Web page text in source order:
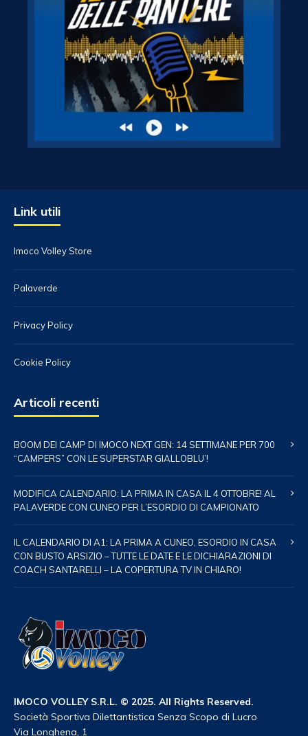
Link utili
Imoco Volley Store
Palaverde
Privacy Policy
Cookie Policy
Articoli recenti
BOOM DEI CAMP DI IMOCO NEXT GEN: 14 SETTIMANE PER 700
“CAMPERS” CON LE SUPERSTAR GIALLOBLU’!
MODIFICA CALENDARIO: LA PRIMA IN CASA IL 4 OTTOBRE! AL
PALAVERDE CON CUNEO PER L’ESORDIO DI CAMPIONATO
IL CALENDARIO DI A1: LA PRIMA A CUNEO, ESORDIO IN CASA
CON BUSTO ARSIZIO – TUTTE LE DATE E LE DICHIARAZIONI DI
COACH SANTARELLI – LA COPERTURA TV IN CHIARO!
IMOCO VOLLEY S.R.L. © 2025. All Rights Reserved.
Società Sportiva Dilettantistica Senza Scopo di Lucro
Via Longhena, 1